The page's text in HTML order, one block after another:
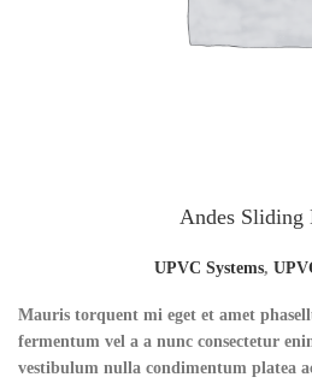
Andes Sliding
UPVC Systems,
Mauris torquent mi eget et amet
fermentum vel a a nunc consectetur
vestibulum nulla condimentum platea